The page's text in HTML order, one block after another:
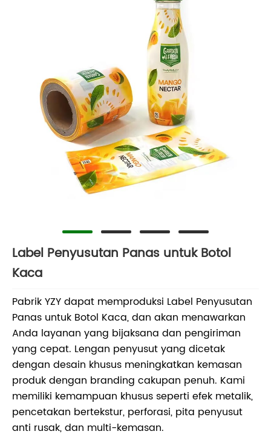
Label Penyusutan Panas untuk Botol
Kaca
Pabrik YZY dapat memproduksi Label Penyusutan
Panas untuk Botol Kaca, dan akan menawarkan
Anda layanan yang bijaksana dan pengiriman
yang cepat. Lengan penyusut yang dicetak
dengan desain khusus meningkatkan kemasan
produk dengan branding cakupan penuh. Kami
memiliki kemampuan khusus seperti efek metalik,
pencetakan bertekstur, perforasi, pita penyusut
anti rusak, dan multi-kemasan.